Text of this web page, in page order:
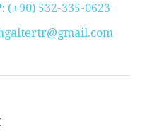
: (+90) 532-335-0623